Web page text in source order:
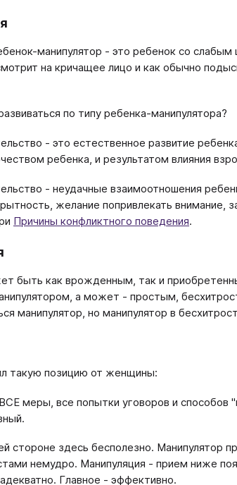
манипулятор - это ребенок со
на кричащее лицо и как обычно
по типу ребенка-манипулятора?
- это естественное развитие
ребенка, и результатом влияния
- неудачные взаимоотношения
желание попривлекать внимание,
Причины конфликтного поведения.
быть как врожденным, так и
а может - простым,
манипулятор, но манипулятор в
такую позицию от женщины:
меры, все попытки уговоров и способов
стороне здесь бесполезно. Манипулятор
немудро. Манипуляция - прием ниже
Главное - эффективно.